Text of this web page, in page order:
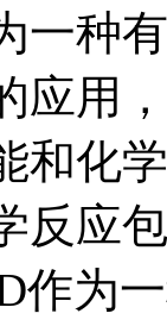
一种
应用
和化
反应
作为